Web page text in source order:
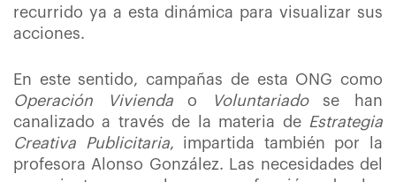
recurrido ya a esta dinámica para visualizar sus
acciones.
En este sentido, campañas de esta ONG como
Operación Vivienda o Voluntariado se han
canalizado a través de la materia de Estrategia
Creativa Publicitaria, impartida también por la
profesora Alonso González. Las necesidades del